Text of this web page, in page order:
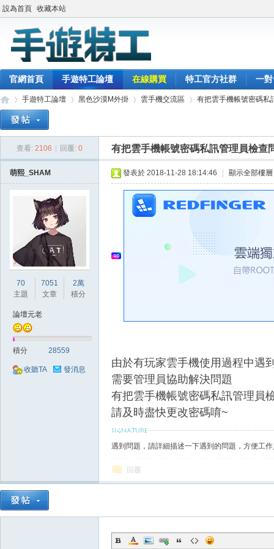
設為首頁 收藏本站
官網首頁 手遊特工論壇 在線購買 特工官方社群 一
遊
手遊特工論壇
›
黑色沙漠M外掛
›
雲手機交流區
›
有把雲手機帳號密碼私
查看: 2106 回覆: 0 有把雲手機帳號密碼私訊管理員檢查
萌熙_SHAM
70
主題
7051
文章
2萬
積分
論壇元老
積分 28559
收聽TA 發消息
發表於 2018-11-28 18:14:46 顯示全部樓層
由於有玩家雲手機使用過程中遇
需要管理員協助解決問題
有把雲手機帳號密碼私訊管理員
請及時盡快更改密碼唷~
遇到問題，請詳細描述一下遇到的問題，方便工
回覆